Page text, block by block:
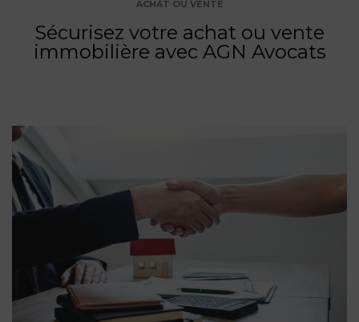
ACHAT OU VENTE
Sécurisez votre achat ou vente
immobilière avec AGN Avocats